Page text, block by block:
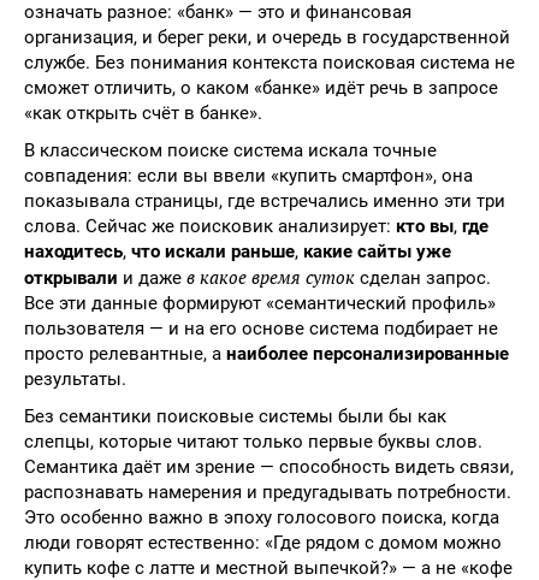
означать разное: «банк» — это и финансовая
организация, и берег реки, и очередь в государственной
службе. Без понимания контекста поисковая система не
сможет отличить, о каком «банке» идёт речь в запросе
«как открыть счёт в банке».
В классическом поиске система искала точные
совпадения: если вы ввели «купить смартфон», она
показывала страницы, где встречались именно эти три
слова. Сейчас же поисковик анализирует: кто вы, где
находитесь, что искали раньше, какие сайты уже
открывали и даже в какое время суток сделан запрос.
Все эти данные формируют «семантический профиль»
пользователя — и на его основе система подбирает не
просто релевантные, а наиболее персонализированные
результаты.
Без семантики поисковые системы были бы как
слепцы, которые читают только первые буквы слов.
Семантика даёт им зрение — способность видеть связи,
распознавать намерения и предугадывать потребности.
Это особенно важно в эпоху голосового поиска, когда
люди говорят естественно: «Где рядом с домом можно
купить кофе с латте и местной выпечкой?» — а не «кофе